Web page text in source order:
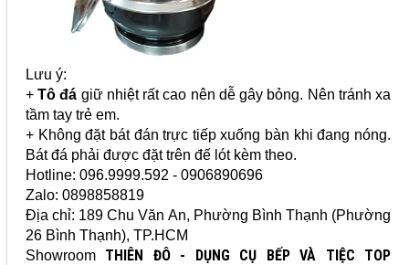
Lưu ý:
+Tô đá giữ nhiệt rất cao nên dễ gây bỏng. Nên tránh xa
tầm tay trẻ em.
+ Không đặt bát đán trực tiếp xuống bàn khi đang nóng.
Bát đá phải được đặt trên đế lót kèm theo.
Hotline: 096.9999.592 - 0906890696
Zalo: 0898858819
Địa chỉ: 189 Chu Văn An, Phường Bình Thạnh (Phường
26 Bình Thạnh), TP.HCM
Showroom THIÊN ĐÔ - DỤNG CỤ BẾP VÀ TIỆC TOP